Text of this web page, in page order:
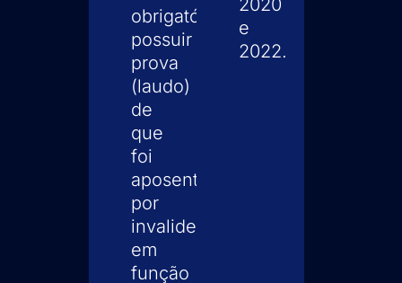
obrigatório
possuir
prova
(laudo)
de
que
foi
aposentado
por
invalidez
em
função
2020
e
2022.